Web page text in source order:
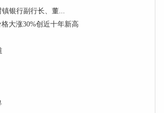
银行副行长、董...
大涨30%创近十年新高